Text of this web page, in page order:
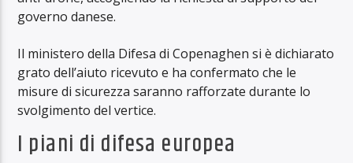
governo danese.
Il ministero della Difesa di Copenaghen si è dichiarato
grato dell’aiuto ricevuto e ha confermato che le
misure di sicurezza saranno rafforzate durante lo
svolgimento del vertice.
I piani di difesa europea